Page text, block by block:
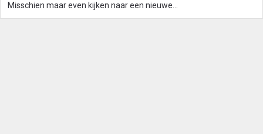
Misschien maar even kijken naar een nieuwe...